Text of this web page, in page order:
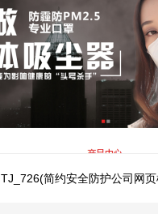
TJ_726(简约安全防护公司网